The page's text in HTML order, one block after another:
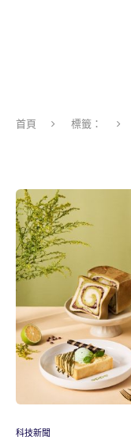
首頁 標籤：
科技新聞